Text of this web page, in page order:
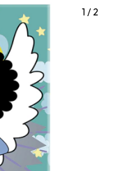
1 /2